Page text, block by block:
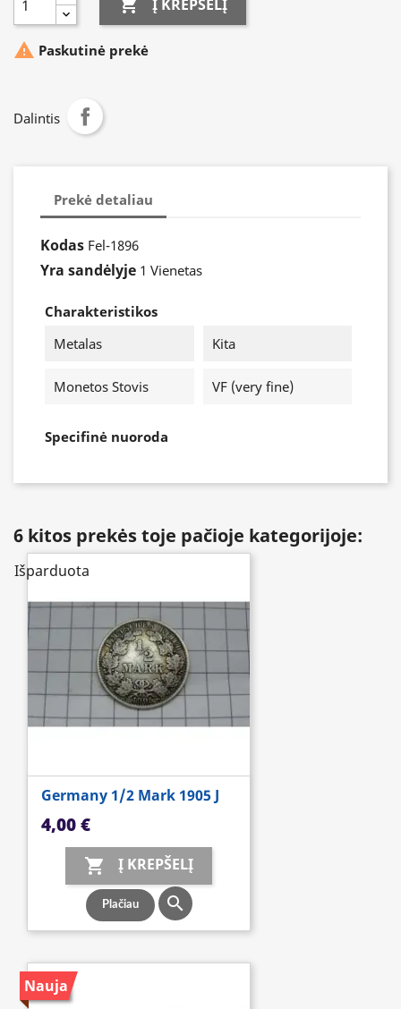
Į KREPŠELĮ
 Paskutinė prekė
Dalintis
Prekė detaliau
Kodas Fel-1896
Yra sandėlyje 1 Vienetas
Charakteristikos
Metalas
Kita
Monetos Stovis VF (very fine)
Specifinė nuoroda
6 kitos prekės toje pačioje kategorijoje:
Germany 1/2 Mark 1905 J
Kaina
4,00 €
 Į KREPŠELĮ
Plačiau 
Išparduota
Nauja